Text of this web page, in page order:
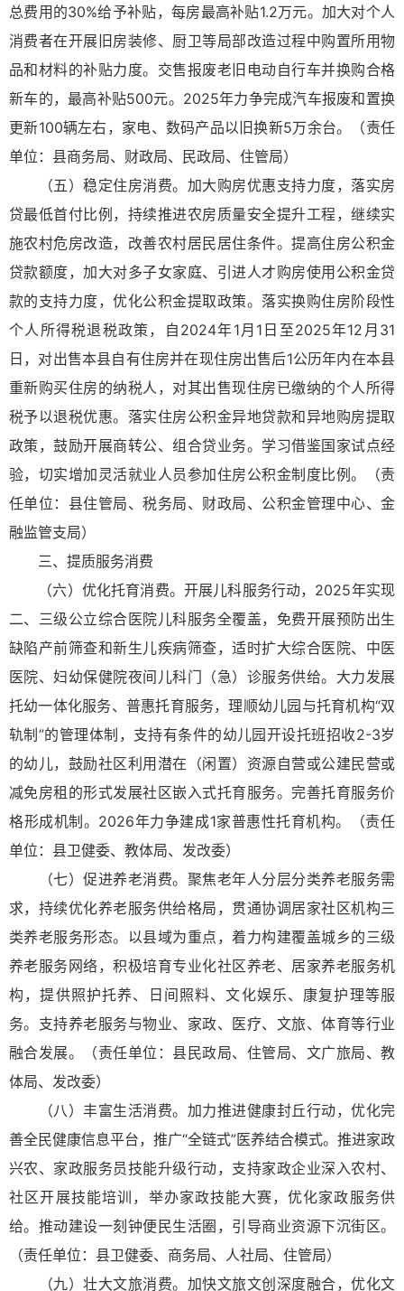
总费用的30%给予补贴，每房最高补贴1.2万元。加大对个人
消费者在开展旧房装修、厨卫等局部改造过程中购置所用物
品和材料的补贴力度。交售报废老旧电动自行车并换购合格
新车的，最高补贴500元。2025年力争完成汽车报废和置换
更新100辆左右，家电、数码产品以旧换新5万余台。（责任
单位：县商务局、财政局、民政局、住管局）
（五）稳定住房消费。加大购房优惠支持力度，落实房
贷最低首付比例，持续推进农房质量安全提升工程，继续实
施农村危房改造，改善农村居民居住条件。提高住房公积金
贷款额度，加大对多子女家庭、引进人才购房使用公积金贷
款的支持力度，优化公积金提取政策。落实换购住房阶段性
个人所得税退税政策，自2024年1月1日至2025年12月31
日，对出售本县自有住房并在现住房出售后1公历年内在本县
重新购买住房的纳税人，对其出售现住房已缴纳的个人所得
税予以退税优惠。落实住房公积金异地贷款和异地购房提取
政策，鼓励开展商转公、组合贷业务。学习借鉴国家试点经
验，切实增加灵活就业人员参加住房公积金制度比例。（责
任单位：县住管局、税务局、财政局、公积金管理中心、金
融监管支局）
三、提质服务消费
（六）优化托育消费。开展儿科服务行动，2025年实现
二、三级公立综合医院儿科服务全覆盖，免费开展预防出生
缺陷产前筛查和新生儿疾病筛查，适时扩大综合医院、中医
医院、妇幼保健院夜间儿科门（急）诊服务供给。大力发展
托幼一体化服务、普惠托育服务，理顺幼儿园与托育机构“双
轨制”的管理体制，支持有条件的幼儿园开设托班招收2-3岁
的幼儿，鼓励社区利用潜在（闲置）资源自营或公建民营或
减免房租的形式发展社区嵌入式托育服务。完善托育服务价
格形成机制。2026年力争建成1家普惠性托育机构。（责任
单位：县卫健委、教体局、发改委）
（七）促进养老消费。聚焦老年人分层分类养老服务需
求，持续优化养老服务供给格局，贯通协调居家社区机构三
类养老服务形态。以县域为重点，着力构建覆盖城乡的三级
养老服务网络，积极培育专业化社区养老、居家养老服务机
构，提供照护托养、日间照料、文化娱乐、康复护理等服
务。支持养老服务与物业、家政、医疗、文旅、体育等行业
融合发展。（责任单位：县民政局、住管局、文广旅局、教
体局、发改委）
（八）丰富生活消费。加力推进健康封丘行动，优化完
善全民健康信息平台，推广“全链式”医养结合模式。推进家政
兴农、家政服务员技能升级行动，支持家政企业深入农村、
社区开展技能培训，举办家政技能大赛，优化家政服务供
给。推动建设一刻钟便民生活圈，引导商业资源下沉街区。
（责任单位：县卫健委、商务局、人社局、住管局）
（九）壮大文旅消费。加快文旅文创深度融合，优化文